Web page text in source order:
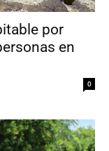
por
en
0